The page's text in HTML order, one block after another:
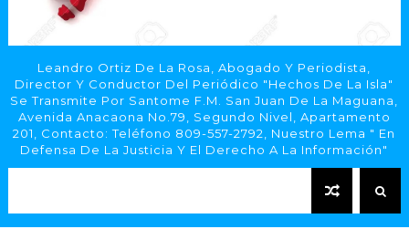
Leandro Ortiz De La Rosa, Abogado Y Periodista,
Director Y Conductor Del Periódico "Hechos De La Isla"
Se Transmite Por Santome F.M. San Juan De La Maguana,
Avenida Anacaona No.79, Segundo Nivel, Apartamento
201, Contacto: Teléfono 809-557-2792, Nuestro Lema " En
Defensa De La Justicia Y El Derecho A La Información"